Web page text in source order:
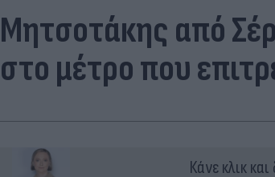
Μητσοτάκης από
στο μέτρο που
Κάνε κλικ